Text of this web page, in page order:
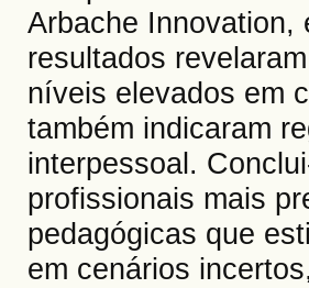
Arbache
resultados
níveis elevados em
também indicaram
interpessoal.
profissionais mais
pedagógicas que
em cenários